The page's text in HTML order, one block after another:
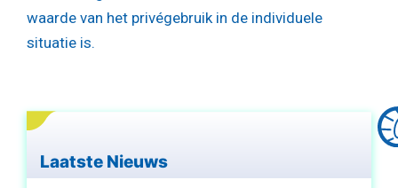
waarde van het privégebruik in de individuele
situatie is.
Laatste Nieuws